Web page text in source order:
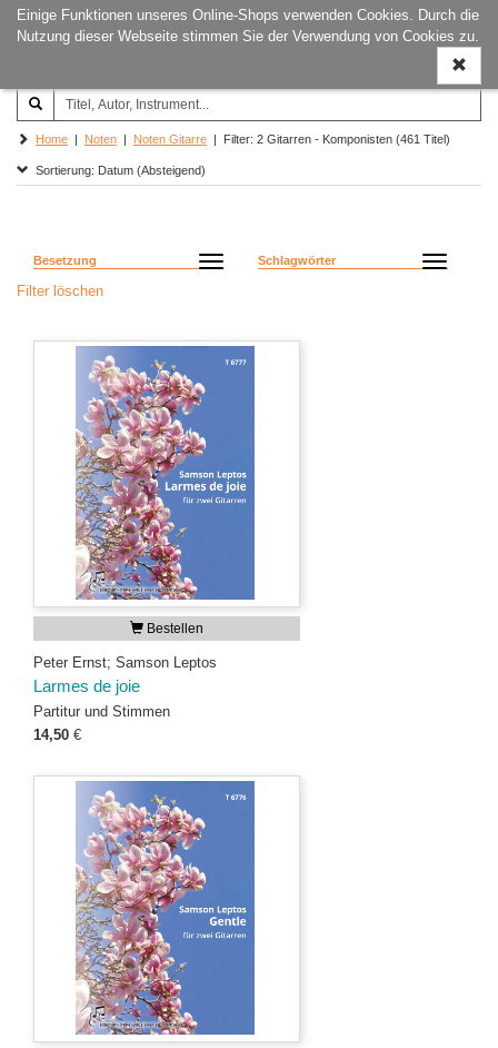
Einige Funktionen unseres Online-Shops verwenden Cookies. Durch die
Nutzung dieser Webseite stimmen Sie der Verwendung von Cookies zu.
ein-/
Joachim‐Trekel‐Musikverlag,
Hamburg
Home | Noten | Noten Gitarre | Filter: 2 Gitarren - Komponisten (461 Titel)
Sortierung: Datum (Absteigend)
Besetzung Schlagwörter
Filter löschen
Bestellen
Peter Ernst; Samson Leptos
Larmes de joie
Partitur und Stimmen
14,50 €